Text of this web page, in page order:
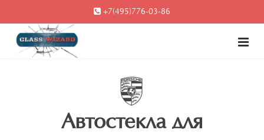
+7(495)776-03-86
Автостекла для